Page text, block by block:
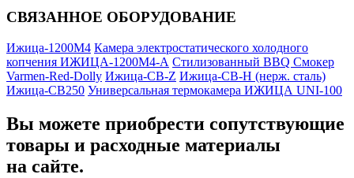
СВЯЗАННОЕ ОБОРУДОВАНИЕ
Ижица-1200М4 Камера электростатического холодного
копчения ИЖИЦА-1200М4-А Стилизованный BBQ Смокер
Varmen-Red-Dolly Ижица-СВ-Z Ижица-СВ-Н (нерж. сталь)
Ижица-СВ250 Универсальная термокамера ИЖИЦА UNI-100
Вы можете приобрести сопутствующие
товары и расходные материалы
на сайте.